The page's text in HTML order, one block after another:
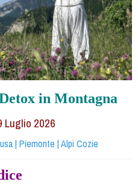
in Montagna
Luglio 2026
| Piemonte | Alpi Cozie